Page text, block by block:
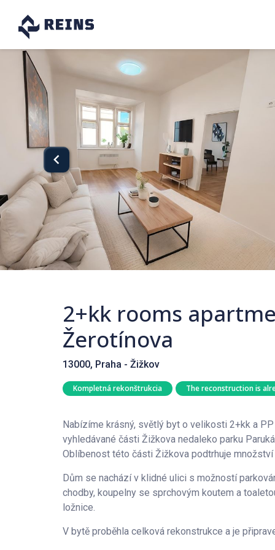
2+kk rooms
Žerotínova
13000, Praha - Žižkov
Kompletná rekonštrukcia The reconstruction is
Nabízíme krásný, světlý byt o velikosti 2+kk a
vyhledávané části Žižkova nedaleko parku
Oblíbenost této části Žižkova podtrhuje
Dům se nachází v klidné ulici s možností
chodby, koupelny se sprchovým koutem a
ložnice.
V bytě proběhla celková rekonstrukce a je